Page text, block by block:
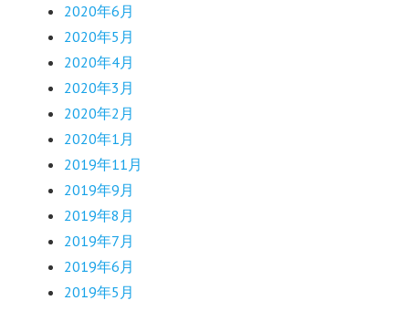
2020年6月
2020年5月
2020年4月
2020年3月
2020年2月
2020年1月
2019年11月
2019年9月
2019年8月
2019年7月
2019年6月
2019年5月